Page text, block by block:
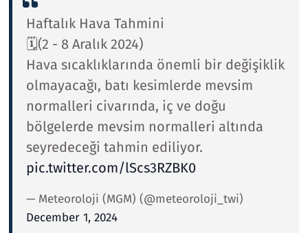
Haftalık Hava Tahmini
🗓️(2 - 8 Aralık 2024)
Hava sıcaklıklarında önemli bir değişiklik
olmayacağı, batı kesimlerde mevsim
normalleri civarında, iç ve doğu
bölgelerde mevsim normalleri altında
seyredeceği tahmin ediliyor.
pic.twitter.com/lScs3RZBK0
— Meteoroloji (MGM) (@meteoroloji_twi)
December 1, 2024